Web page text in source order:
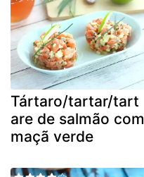
Tártaro/tartar/tart
are de salmão com
maçã verde